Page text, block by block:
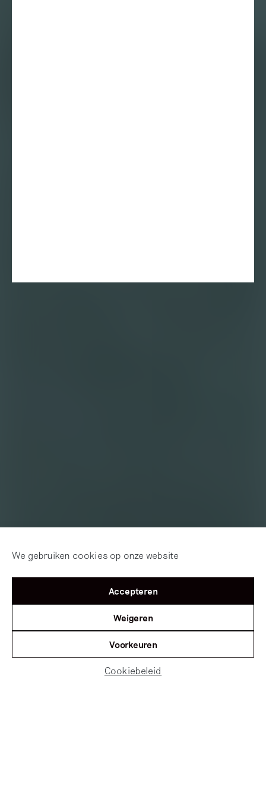
We gebruiken cookies op onze website
Accepteren
Weigeren
Voorkeuren
Cookiebeleid